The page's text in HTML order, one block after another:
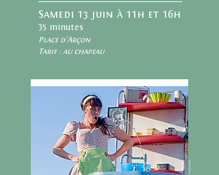
Samedi 13 juin à 11h et 16h
35 minutes
Place d'Arçon
Tarif : au chapeau
Philippe Deram